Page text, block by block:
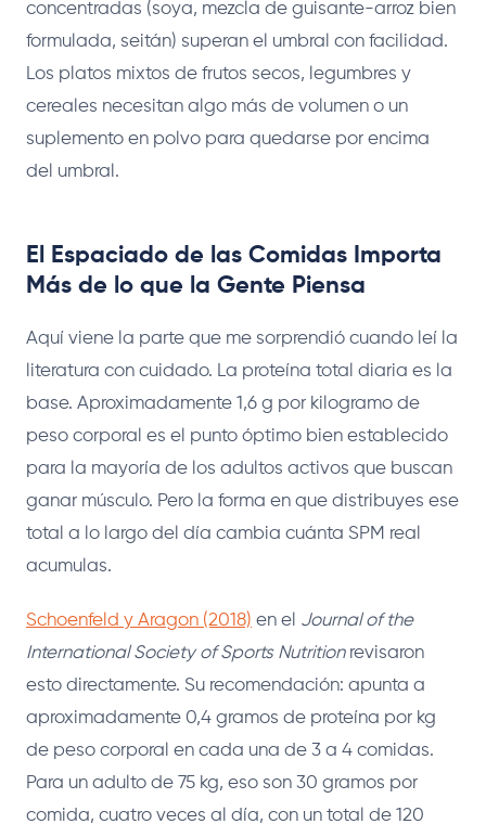
concentradas (soya, mezcla de guisante-arroz bien
formulada, seitán) superan el umbral con facilidad.
Los platos mixtos de frutos secos, legumbres y
cereales necesitan algo más de volumen o un
suplemento en polvo para quedarse por encima
del umbral.
El Espaciado de las Comidas Importa
Más de lo que la Gente Piensa
Aquí viene la parte que me sorprendió cuando leí la
literatura con cuidado. La proteína total diaria es la
base. Aproximadamente 1,6 g por kilogramo de
peso corporal es el punto óptimo bien establecido
para la mayoría de los adultos activos que buscan
ganar músculo. Pero la forma en que distribuyes ese
total a lo largo del día cambia cuánta SPM real
acumulas.
Schoenfeld y Aragon (2018) en el Journal of the
International Society of Sports Nutritionrevisaron
esto directamente. Su recomendación: apunta a
aproximadamente 0,4 gramos de proteína por kg
de peso corporal en cada una de 3 a 4 comidas.
Para un adulto de 75 kg, eso son 30 gramos por
comida, cuatro veces al día, con un total de 120